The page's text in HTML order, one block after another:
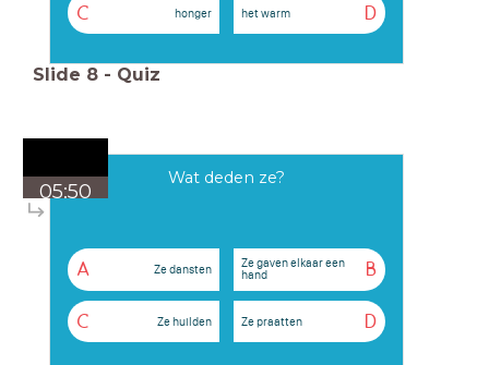
C honger D
het warm
Slide 8 - Quiz
05:50
Wat deden ze?
A Ze dansten B
Ze gaven elkaar een
hand
C Ze huilden D
Ze praatten